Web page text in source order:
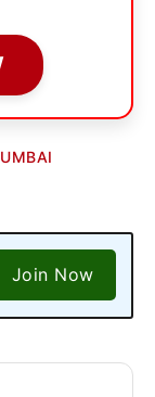
Join Now